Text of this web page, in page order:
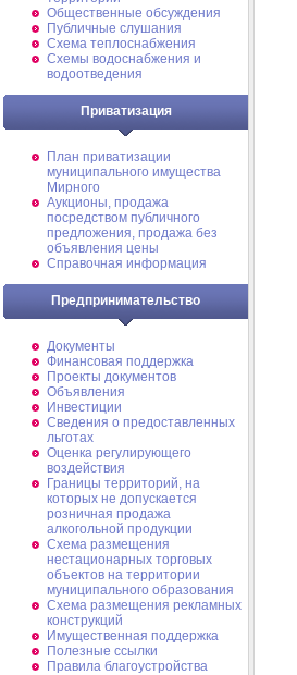
Общественные обсуждения
Публичные слушания
Схема теплоснабжения
Схемы водоснабжения и
водоотведения
Приватизация
План приватизации
муниципального имущества
Мирного
Аукционы, продажа
посредством публичного
предложения, продажа без
объявления цены
Справочная информация
Предпринимательство
Документы
Финансовая поддержка
Проекты документов
Объявления
Инвестиции
Сведения о предоставленных
льготах
Оценка регулирующего
воздействия
Границы территорий, на
которых не допускается
розничная продажа
алкогольной продукции
Схема размещения
нестационарных торговых
объектов на территории
муниципального образования
Схема размещения рекламных
конструкций
Имущественная поддержка
Полезные ссылки
Правила благоустройства